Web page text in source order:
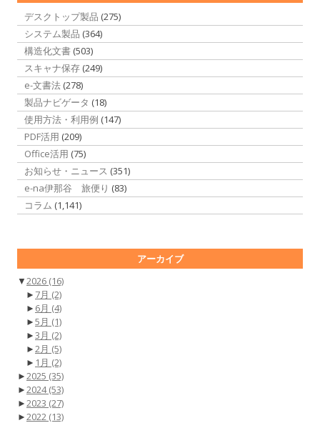
デスクトップ製品 (275)
システム製品 (364)
構造化文書 (503)
スキャナ保存 (249)
e-文書法 (278)
製品ナビゲータ (18)
使用方法・利用例 (147)
PDF活用 (209)
Office活用 (75)
お知らせ・ニュース (351)
e-na伊那谷 旅便り (83)
コラム (1,141)
アーカイブ
▼2026 (16)
► 7月 (2)
► 6月 (4)
►5月 (1)
►3月 (2)
►2月 (5)
► 1月 (2)
►2025 (35)
►2024(53)
►2023 (27)
►2022 (13)